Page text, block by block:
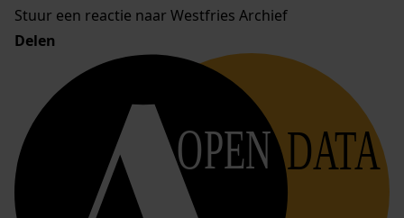
Stuur een reactie naar Westfries Archief
Delen
OPEN DATA